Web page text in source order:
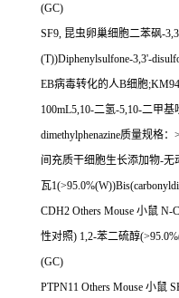
(GC)
SF9, 昆虫卵巢细胞二苯砜-
(T))Diphenylsulfone-3,3'-
EB病毒转化的人B细胞
100mL5,10-二氢-5,10-二甲基
dimethylphenazine质量规格：
间充质干细胞生长添加物-无
瓦
CDH2 Others Mouse 小鼠 N-
性对照) 1,2-苯二硫醇
(GC)
PTPN11 Others Mouse 小鼠